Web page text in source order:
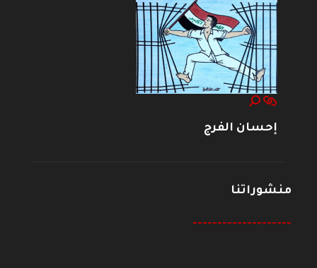
إحسان الفرج
منشوراتنا
--------------------